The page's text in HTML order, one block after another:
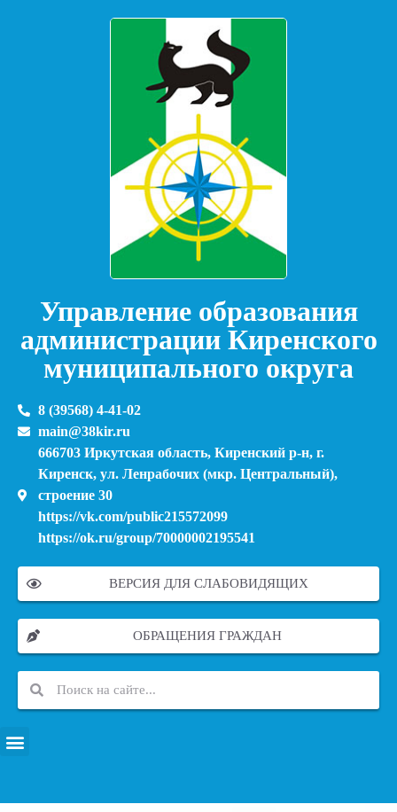
Управление образования
администрации Киренского
муниципального округа
8 (39568) 4-41-02
main@38kir.ru
666703 Иркутская область, Киренский р-н, г.
Киренск, ул. Ленрабочих (мкр. Центральный),
строение 30
https://vk.com/public215572099
https://ok.ru/group/70000002195541
ВЕРСИЯ ДЛЯ СЛАБОВИДЯЩИХ
ОБРАЩЕНИЯ ГРАЖДАН